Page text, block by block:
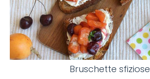
Bruschette sfiziose